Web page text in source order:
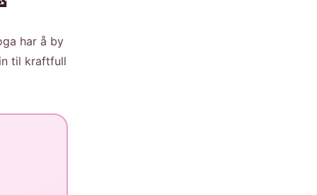
har å by
til kraftfull